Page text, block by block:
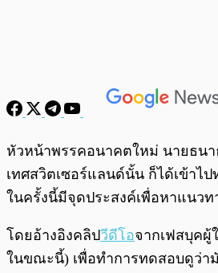
พร้อมเล่น
หัวหน้าพรรคอนาคตใหม่ นายธนา
เทศสวิตเซอร์แลนด์นั้น ก็ได้เข้าไ
ในครั้งนี้มีจุดประสงค์เพื่อหาแนว
โดยอ้างอิงคลิปวีดีโอจากเฟสบุคผู้
ในขณะนี้) เพื่อทำการทดสอบดูว่า